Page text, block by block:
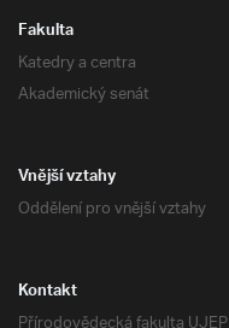
Fakulta
Katedry a centra
Akademický senát
Vnější vztahy
Oddělení pro vnější vztahy
Kontakt